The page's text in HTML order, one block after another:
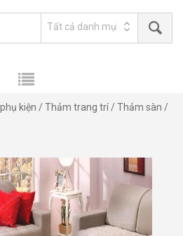
kiện /Thảm trang trí/Thảm sàn /